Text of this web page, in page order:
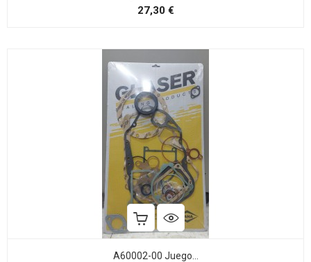
27,30 €Precio
A60002-00 Juego...